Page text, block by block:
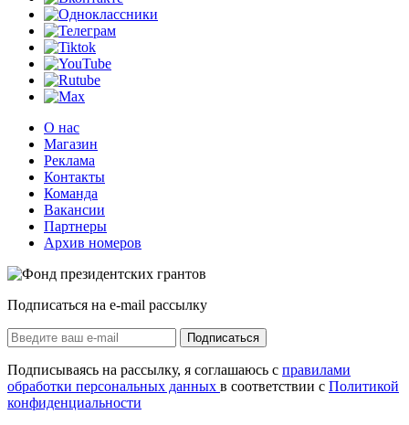
О нас
Магазин
Реклама
Контакты
Команда
Вакансии
Партнеры
Архив номеров
Подписаться на e-mail рассылку
Подписаться
Подписываясь на рассылку, я соглашаюсь с правилами
обработки персональных данных в соответствии с Политикой
конфиденциальности